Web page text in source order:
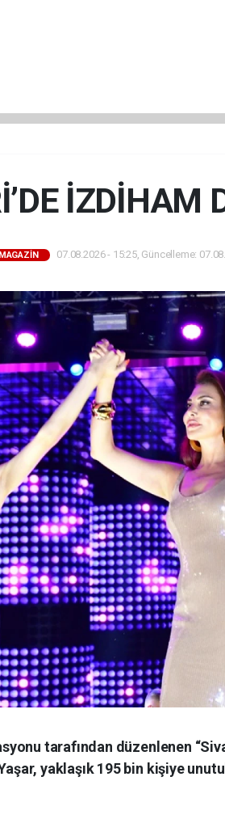
İZDİHAM
MAGAZİN 07.08.2026 - 15:25, Güncelleme:
tarafından düzenlenen
yaklaşık 195 bin kişiye